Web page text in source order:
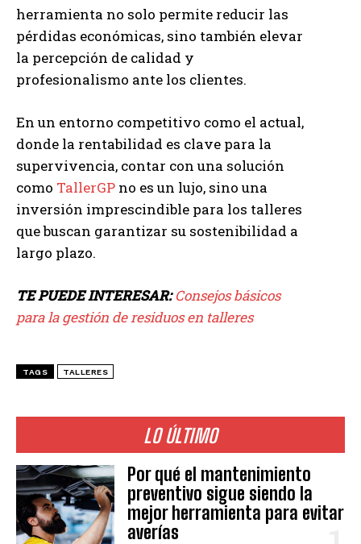
LO ÚLTIMO
Por qué el mantenimiento
preventivo sigue siendo la
mejor herramienta para evitar
averías
herramienta no solo permite reducir las
pérdidas económicas, sino también elevar
la percepción de calidad y
profesionalismo ante los clientes.
En un entorno competitivo como el actual,
donde la rentabilidad es clave para la
supervivencia, contar con una solución
como TallerGP no es un lujo, sino una
inversión imprescindible para los talleres
que buscan garantizar su sostenibilidad a
largo plazo.
TE PUEDE INTERESAR: Consejos básicos
para la gestión de residuos en talleres
TAGS TALLERES